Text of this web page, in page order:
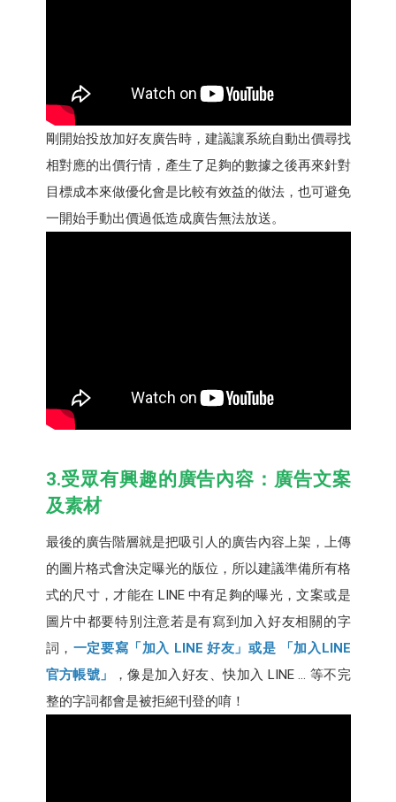
剛開始投放加好友廣告時，建議讓系統自動出價尋找
相對應的出價行情，產生了足夠的數據之後再來針對
目標成本來做優化會是比較有效益的做法，也可避免
一開始手動出價過低造成廣告無法放送。
3.受眾有興趣的廣告內容：廣告文案
及素材
最後的廣告階層就是把吸引人的廣告內容上架，上傳
的圖片格式會決定曝光的版位，所以建議準備所有格
式的尺寸，才能在 LINE 中有足夠的曝光，文案或是
圖片中都要特別注意若是有寫到加入好友相關的字
詞， 一定要寫「加入 LINE 好友」或是 「加入LINE
官方帳號」
，像是加入好友、快加入 LINE ... 等不完
整的字詞都會是被拒絕刊登的唷！